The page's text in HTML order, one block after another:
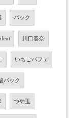
パック
川口春奈
いちごパフェ
パック
つや玉